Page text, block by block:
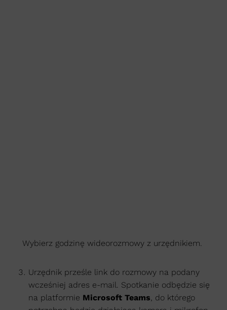
Wybierz godzinę wideorozmowy z urzędnikiem.
Urzędnik prześle link do rozmowy na podany
wcześniej adres e-mail. Spotkanie odbędzie się
na platformie Microsoft Teams, do którego